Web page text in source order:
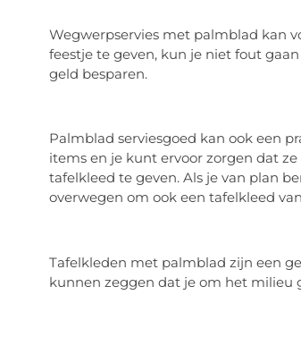
Wegwerpservies met palmblad kan
feestje te geven, kun je niet fout
geld besparen.
Palmblad serviesgoed kan ook een
items en je kunt ervoor zorgen dat
tafelkleed te geven. Als je van plan
overwegen om ook een tafelkleed
Tafelkleden met palmblad zijn een
kunnen zeggen dat je om het milieu